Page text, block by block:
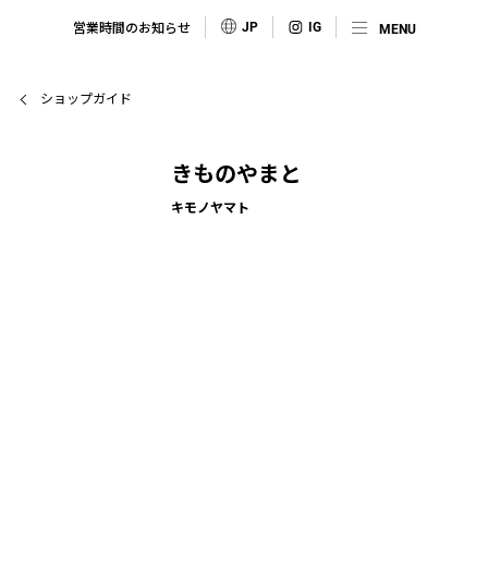
営業時間のお知らせ JP
ショップガイド
きものやまと
キモノヤマト